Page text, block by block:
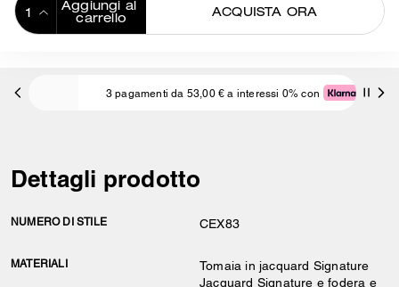
Aggiungi al
carrello
ACQUISTA ORA
3 pagamenti da 53,00 € a interessi 0% con
Dettagli prodotto
NUMERO DI STILE CEX83
MATERIALI
Tomaia in jacquard Signature
Jacquard Signature e fodera e